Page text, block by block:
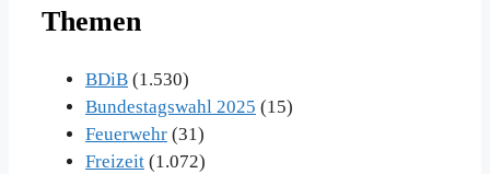
im
Themen
BDiB (1.530)
Bundestagswahl 2025 (15)
Feuerwehr (31)
Freizeit (1.072)